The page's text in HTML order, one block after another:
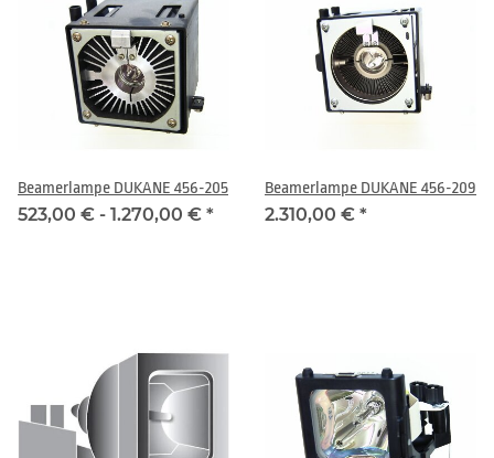
Beamerlampe DUKANE 456-205
523,00 € - 1.270,00 € *
Beamerlampe DUKANE 456-209
2.310,00 € *